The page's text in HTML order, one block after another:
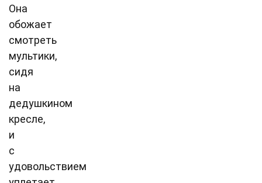
Она
обожает
смотреть
мультики,
сидя
на
дедушкином
кресле,
и
с
удовольствием